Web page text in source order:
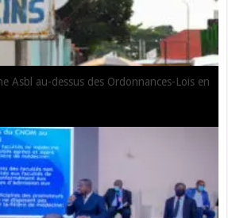
de la RDC (Tribune de Serge